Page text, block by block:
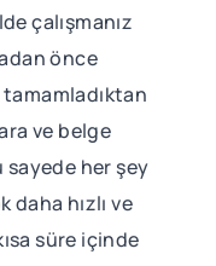
çalışmanız
önce
ve belge
her şey
daha hızlı ve
süre içinde